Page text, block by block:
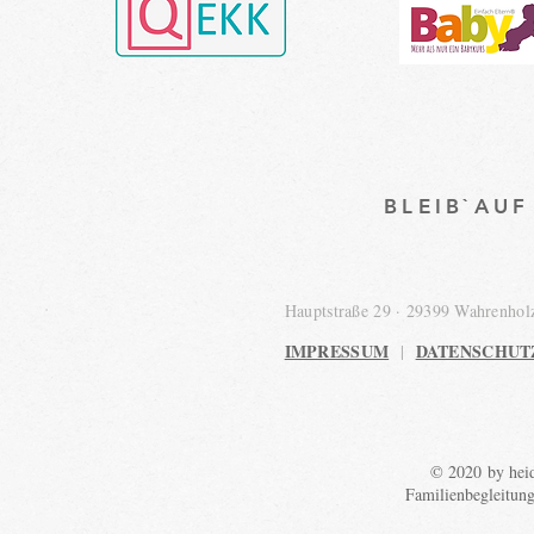
Hauptstraße 29 · 29399
IMPRESSUM |
© 2020 by